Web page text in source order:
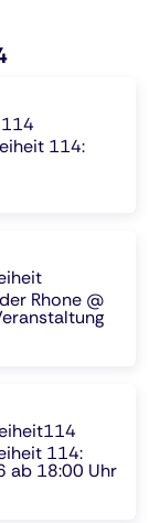
114:
Rhone @
114:
ab 18:00 Uhr